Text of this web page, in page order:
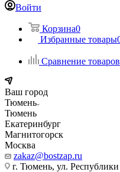
Войти
Корзина0
Избранные товары
Сравнение товаров
Ваш город
Тюмень
Тюмень
Екатеринбург
Магнитогорск
Москва
zakaz@bostzap.ru
г. Тюмень, ул. Республики